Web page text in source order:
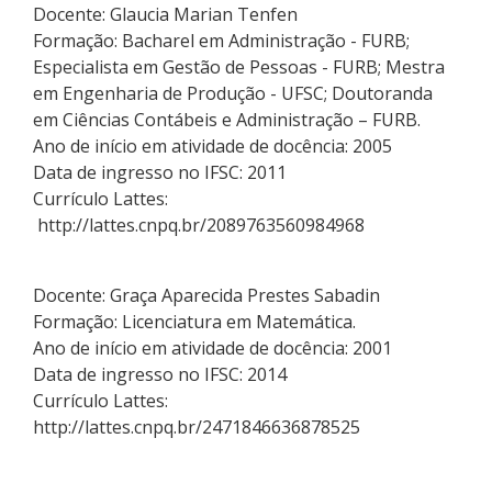
Docente: Glaucia Marian Tenfen
Formação: Bacharel em Administração - FURB;
Especialista em Gestão de Pessoas - FURB; Mestra
em Engenharia de Produção - UFSC; Doutoranda
em Ciências Contábeis e Administração – FURB.
Ano de início em atividade de docência: 2005
Data de ingresso no IFSC: 2011
Currículo Lattes:
http://lattes.cnpq.br/2089763560984968
Docente: Graça Aparecida Prestes Sabadin
Formação: Licenciatura em Matemática.
Ano de início em atividade de docência: 2001
Data de ingresso no IFSC: 2014
Currículo Lattes:
http://lattes.cnpq.br/2471846636878525